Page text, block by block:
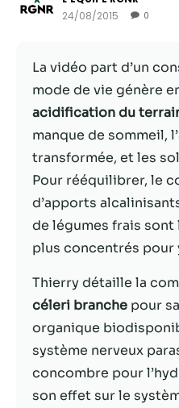
24/08/2015
0
La vidéo part d’un
mode de vie génère
acidification du
manque de sommeil,
transformée, et les
Pour rééquilibrer, le
d’apports
de légumes frais sont
plus concentrés pour
Thierry détaille la
céleri branche pour
organique
système nerveux
concombre pour
son effet sur le